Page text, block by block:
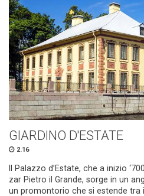
GIARDINO D'ESTATE
2.16
Il Palazzo d’Estate, che a inizio
zar Pietro il Grande, sorge in un
un promontorio che si estende tra il